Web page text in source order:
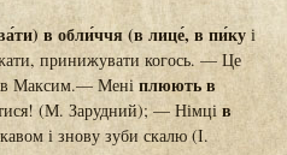
в обли́ччя (в лице́, в пи́ку і
принижувати когось. — Це
Максим.— Меніплюють в
(М. Зарудний); — Німців
і знову зуби скалю (І.